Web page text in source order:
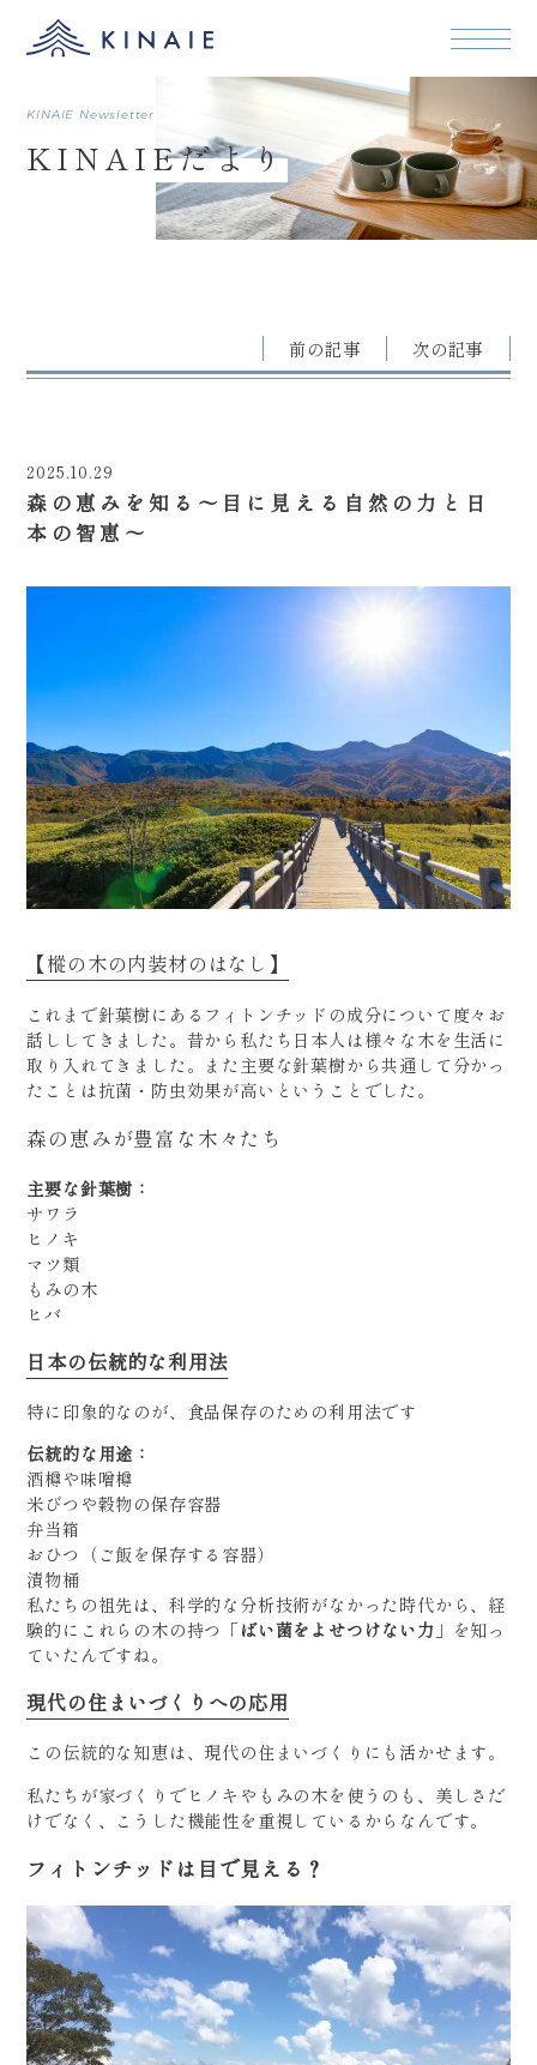
本文まで
KINAIE Newsletter
KINAIEだより
前の記事 次の記事
2025.10.29
森の恵みを知る～目に見える自然の力と日
本の智恵～
【樅の木の内装材のはなし】
これまで針葉樹にあるフィトンチッドの成分について度々お
話ししてきました。昔から私たち日本人は様々な木を生活に
取り入れてきました。また主要な針葉樹から共通して分かっ
たことは抗菌・防虫効果が高いということでした。
森の恵みが豊富な木々たち
主要な針葉樹：
サワラ
ヒノキ
マツ類
もみの木
ヒバ
日本の伝統的な利用法
特に印象的なのが、食品保存のための利用法です
伝統的な用途：
酒樽や味噌樽
米びつや穀物の保存容器
弁当箱
おひつ（ご飯を保存する容器）
漬物桶
私たちの祖先は、科学的な分析技術がなかった時代から、経
験的にこれらの木の持つ「ばい菌をよせつけない力 」を知っ
ていたんですね。
現代の住まいづくりへの応用
この伝統的な知恵は、現代の住まいづくりにも活かせます。
私たちが家づくりでヒノキやもみの木を使うのも、美しさだ
けでなく、こうした機能性を重視しているからなんです。
フィトンチッドは目で見える？